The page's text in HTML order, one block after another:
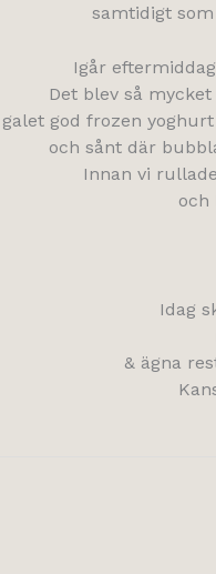
samtidigt
Igår
Det blev så
galet god frozen
och sånt där
Innan vi
och
Idag
& ägna